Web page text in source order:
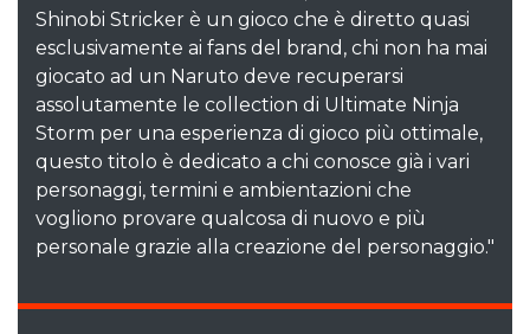
Shinobi Stricker è un gioco che è diretto quasi
esclusivamente ai fans del brand, chi non ha mai
giocato ad un Naruto deve recuperarsi
assolutamente le collection di Ultimate Ninja
Storm per una esperienza di gioco più ottimale,
questo titolo è dedicato a chi conosce già i vari
personaggi, termini e ambientazioni che
vogliono provare qualcosa di nuovo e più
personale grazie alla creazione del personaggio."